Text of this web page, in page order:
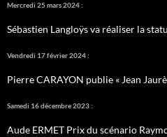
Mercredi 25 mars 2024 :
Sébastien Langloÿs va réaliser la
Vendredi 17 février 2024 :
Pierre CARAYON publie « Jean
Samedi 16 décembre 2023 :
Aude ERMET Prix du scénario